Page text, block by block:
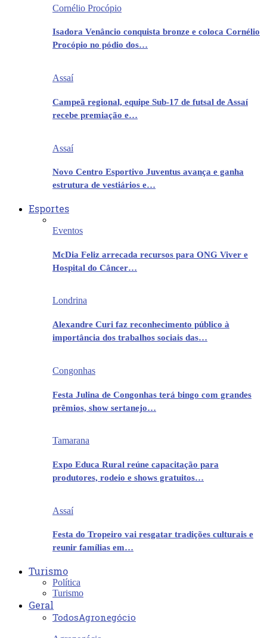
Cornélio Procópio
Isadora Venâncio conquista bronze e coloca Cornélio
Procópio no pódio dos…
Assaí
Campeã regional, equipe Sub-17 de futsal de Assaí
recebe premiação e…
Assaí
Novo Centro Esportivo Juventus avança e ganha
estrutura de vestiários e…
Esportes
Eventos
McDia Feliz arrecada recursos para ONG Viver e
Hospital do Câncer…
Londrina
Alexandre Curi faz reconhecimento público à
importância dos trabalhos sociais das…
Congonhas
Festa Julina de Congonhas terá bingo com grandes
prêmios, show sertanejo…
Tamarana
Expo Educa Rural reúne capacitação para
produtores, rodeio e shows gratuitos…
Assaí
Festa do Tropeiro vai resgatar tradições culturais e
reunir famílias em…
Turismo
Política
Turismo
Geral
TodosAgronegócio